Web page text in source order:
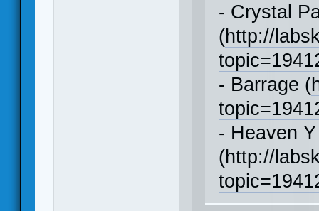
- Crystal
(http://
- Barrage (
- Heaven
(http://